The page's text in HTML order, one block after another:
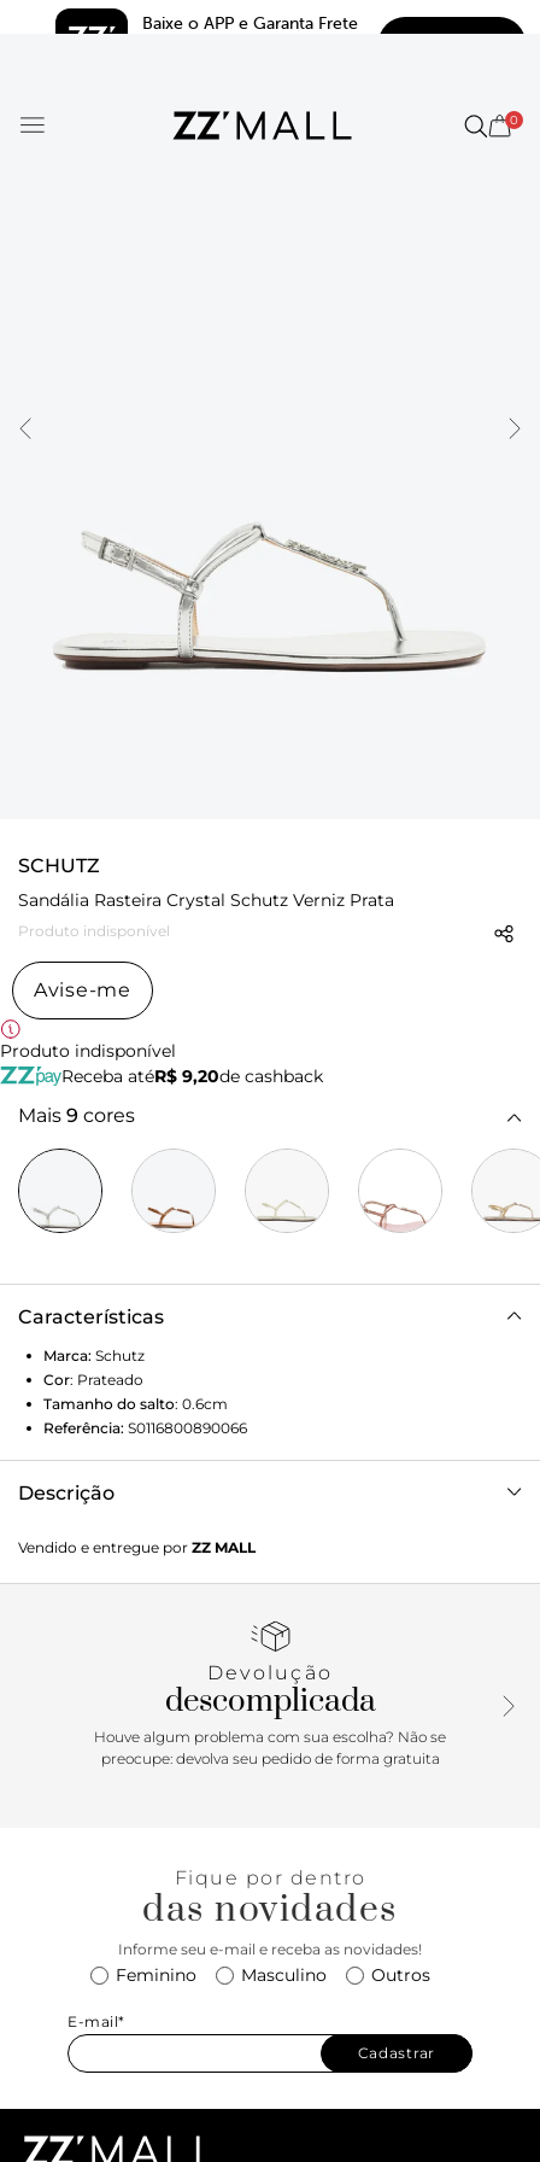
Baixe o APP e Garanta Frete
0
SCHUTZ
Sandália Rasteira Crystal Schutz Verniz Prata
Produto indisponível
Avise-me
Produto indisponível
Receba atéR$ 9,20de cashback
Mais 9 cores
Características
Marca: Schutz
Cor: Prateado
Tamanho do salto: 0.6cm
Referência: S0116800890066
Descrição
que nunca perde o fôlego! A delicadeza do modelo
imprime elegância mesmo às produções mais básicas,
extra de personalidade. O acabamento metalizado deixa
Vendido e entregue por ZZ MALL
Devolução
descomplicada
Houve algum problema com sua escolha? Não se
preocupe: devolva seu pedido de forma gratuita
Fique por dentro
das novidades
Informe seu e-mail e receba as novidades!
Feminino Masculino Outros
E-mail*
Cadastrar